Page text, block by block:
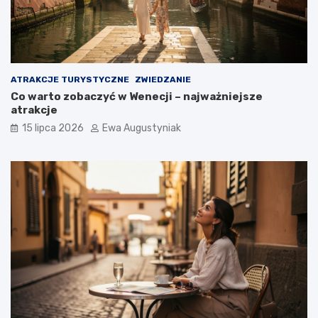
ATRAKCJE TURYSTYCZNE ZWIEDZANIE
Co warto zobaczyć w Wenecji – najważniejsze
atrakcje
15 lipca 2026 Ewa Augustyniak